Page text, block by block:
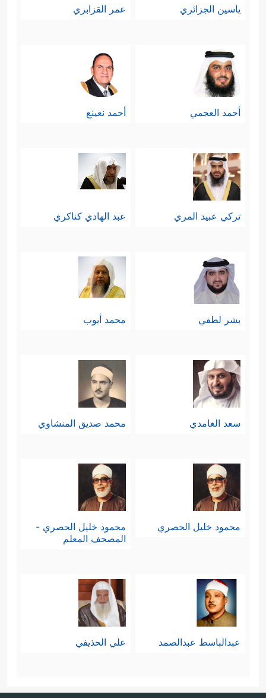
ياسين الجزائري عمر القزابري
أحمد العجمي أحمد نعينع
تركي عبيد المري عبد الهادي كناكري
بشر لطفي محمد أيوب
سعد الغامدي محمد صديق المنشاوي
محمود خليل الحصري
محمود خليل الحصري -
المصحف المعلم
عبدالباسط عبدالصمد علي الحذيفي